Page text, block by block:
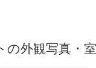
の外観写真・